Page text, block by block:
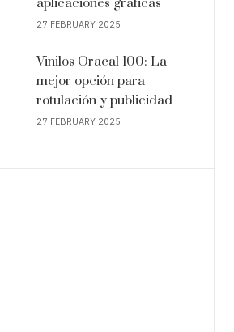
27 FEBRUARY 2025
Vinilos Oracal 100: La
mejor opción para
rotulación y publicidad
27 FEBRUARY 2025